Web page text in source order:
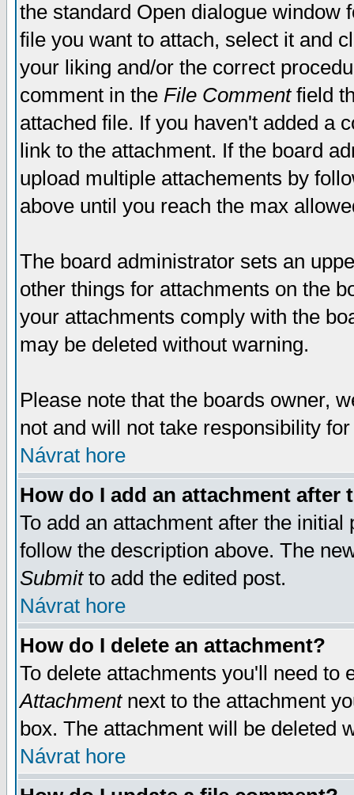
the standard Open dialogue window
file you want to attach, select it and
your liking and/or the correct
comment in the File Commentfield
attached file. If you haven't added a
link to the attachment. If the board
upload multiple attachements by
above until you reach the max
The board administrator sets an
other things for attachments on the
your attachments comply with the
may be deleted without warning.
Please note that the boards owner,
not and will not take responsibility
Návrat hore
How do I add an attachment after
To add an attachment after the
follow the description above. The
Submitto add the edited post.
Návrat hore
How do I delete an attachment?
To delete attachments you'll need
Attachmentnext to the attachment
box. The attachment will be deleted
Návrat hore